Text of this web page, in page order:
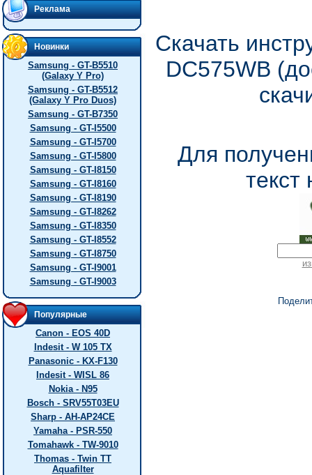
Реклама
Новинки
Samsung - GT-B5510
(Galaxy Y Pro)
Samsung - GT-B5512
(Galaxy Y Pro Duos)
Samsung - GT-B7350
Samsung - GT-I5500
Samsung - GT-I5700
Samsung - GT-I5800
Samsung - GT-I8150
Samsung - GT-I8160
Samsung - GT-I8190
Samsung - GT-I8262
Samsung - GT-I8350
Samsung - GT-I8552
Samsung - GT-I8750
Samsung - GT-I9001
Samsung - GT-I9003
Популярные
Canon - EOS 40D
Indesit - W 105 TX
Panasonic - KX-F130
Indesit - WISL 86
Nokia - N95
Bosch - SRV55T03EU
Sharp - AH-AP24CE
Yamaha - PSR-550
Tomahawk - TW-9010
Thomas - Twin TT
Aquafilter
Скачать
DC575WB
Для
текст